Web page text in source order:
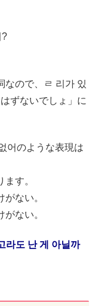
?
なので、ㄹ 리가 있
ずないでしょ」に
어のような表現は
す。
ない。
ない。
라도 난 게 아닐까